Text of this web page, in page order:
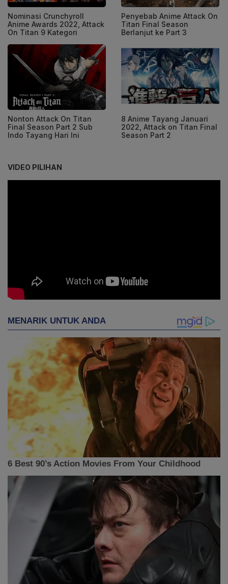
Nominasi Crunchyroll
Anime Awards 2022, Attack
On Titan 9 Kategori
Penyebab Anime Attack On
Titan Final Season
Berlanjut ke Part 3
Nonton Attack On Titan
Final Season Part 2 Sub
Indo Tayang Hari Ini
8 Anime Tayang Januari
2022, Attack on Titan Final
Season Part 2
VIDEO PILIHAN